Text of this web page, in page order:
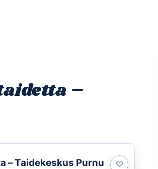
–
– Taidekeskus Purnu